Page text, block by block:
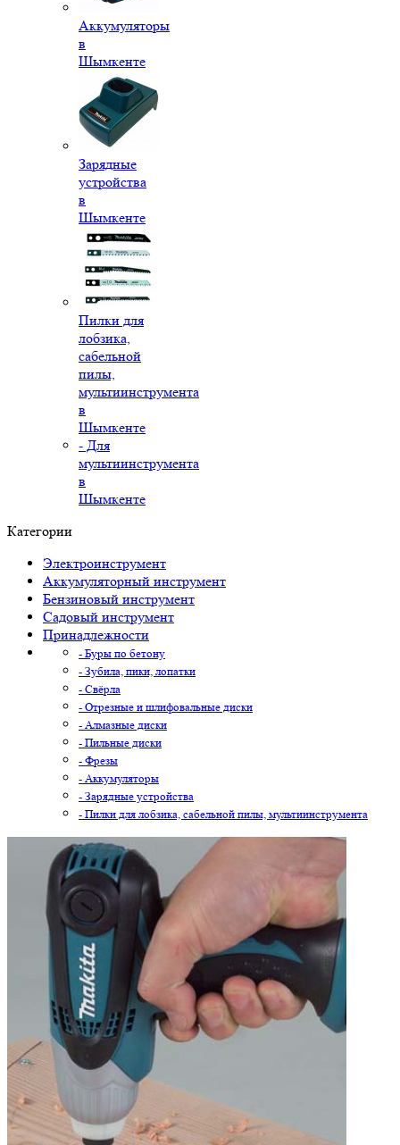
Аккумуляторы
в
Шымкенте
Зарядные
устройства
в
Шымкенте
Пилки для
лобзика,
сабельной
пилы,
мультиинструмента
в
Шымкенте
- Для
мультиинструмента
в
Шымкенте
Категории
Электроинструмент
Аккумуляторный инструмент
Бензиновый инструмент
Садовый инструмент
Принадлежности
- Буры по бетону
- Зубила, пики, лопатки
- Свёрла
- Отрезные и шлифовальные диски
- Алмазные диски
- Пильные диски
- Фрезы
- Аккумуляторы
- Зарядные устройства
- Пилки для лобзика, сабельной пилы, мультиинструмента